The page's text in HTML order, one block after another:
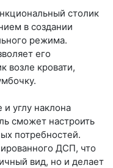
столик
в создании
режима.
его
возле кровати,
и углу наклона
сможет настроить
потребностей.
ДСП, что
вид, но и делает